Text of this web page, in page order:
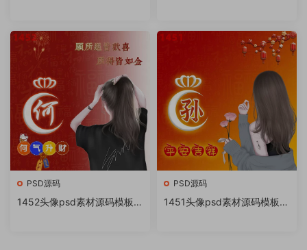
作教程软件
作教程软件
PSD源码
1452头像psd素材源码模板源
PSD源码
1451头像psd素材源码模板源